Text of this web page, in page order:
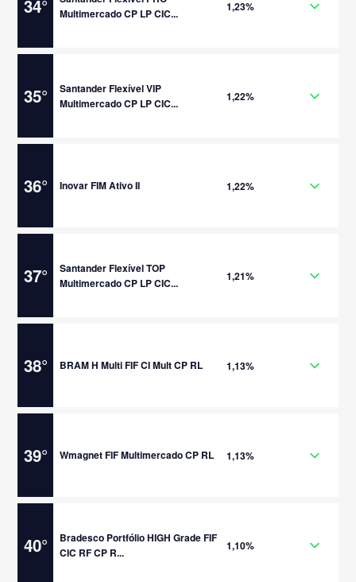
34°
Multimercado CP LP CIC...
1,23%
35°
Santander Flexível VIP
Multimercado CP LP CIC...
1,22%
36° Inovar FIM Ativo II 1,22%
37°
Santander Flexível TOP
Multimercado CP LP CIC...
1,21%
38° BRAM H Multi FIF CI Mult CP RL 1,13%
39° Wmagnet FIF Multimercado CP RL 1,13%
40°
Bradesco Portfólio HIGH Grade FIF
CIC RF CP R...
1,10%